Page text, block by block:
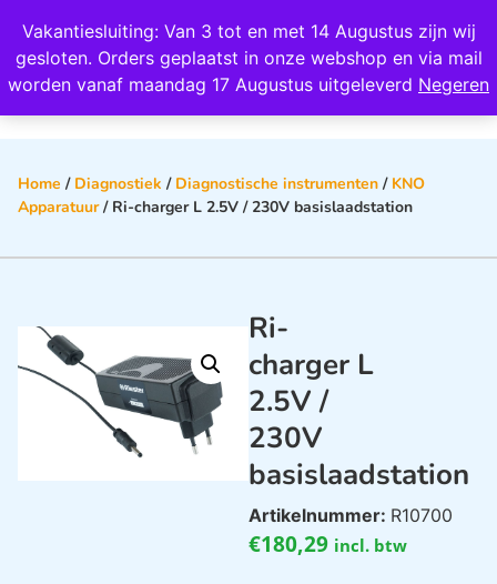
Vakantiesluiting: Van 3 tot en met 14 Augustus zijn wij
gesloten. Orders geplaatst in onze webshop en via mail
worden vanaf maandag 17 Augustus uitgeleverd Negeren
Wij scoren een 4,8 op Google
Home / Diagnostiek / Diagnostische instrumenten / KNO
Apparatuur/ Ri-charger L 2.5V / 230V basislaadstation
Ri-
charger L
2.5V /
230V
basislaadstation
Artikelnummer: R10700
€180,29 incl. btw